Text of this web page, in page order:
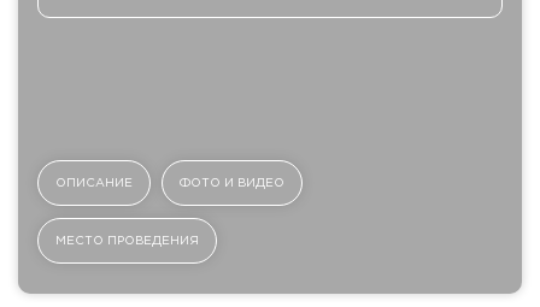
ОПИСАНИЕ ФОТО И ВИДЕО
МЕСТО ПРОВЕДЕНИЯ